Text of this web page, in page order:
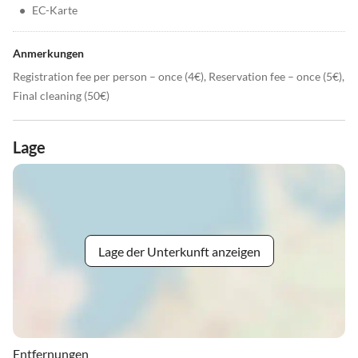
• EC-Karte
Anmerkungen
Registration fee per person – once (4€), Reservation fee – once (5€),
Final cleaning (50€)
Lage
Lage der Unterkunft anzeigen
Entfernungen